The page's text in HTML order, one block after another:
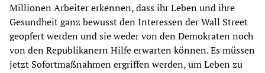
Millionen Arbeiter erkennen, dass ihr Leben und ihre
Gesundheit ganz bewusst den Interessen der Wall Street
geopfert werden und sie weder von den Demokraten noch
von den Republikanern Hilfe erwarten können. Es müssen
jetzt Sofortmaßnahmen ergriffen werden, um Leben zu